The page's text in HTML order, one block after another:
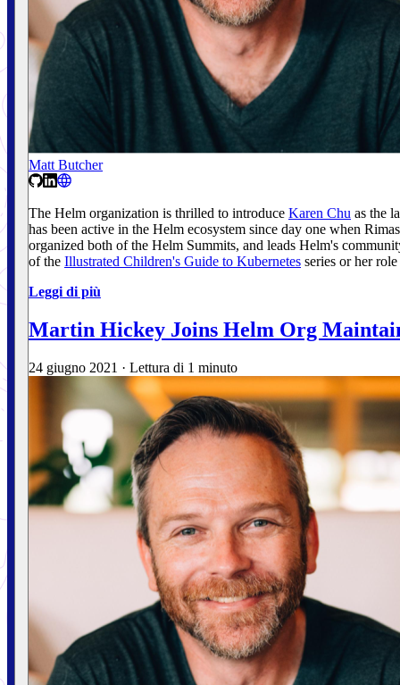
Matt Butcher
The Helm organization is thrilled to introduce Karen Chu as the
has been active in the Helm ecosystem since day one when
organized both of the Helm Summits, and leads Helm's
of the Illustrated Children's Guide to Kubernetes series or her
Leggi di più
Martin Hickey Joins Helm Org
24 giugno 2021 · Lettura di 1 minuto